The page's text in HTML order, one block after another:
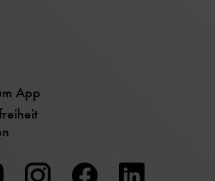
App
Zu Zu Zu